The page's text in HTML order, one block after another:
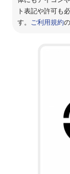
ト表記や許可も
す。 ご利用規約